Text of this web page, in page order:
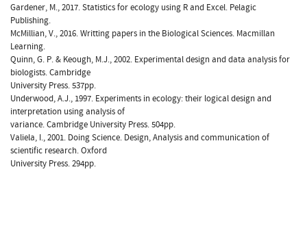
Gardener, M., 2017. Statistics for ecology using R and Excel. Pelagic
Publishing.
McMillian, V., 2016. Writting papers in the Biological Sciences. Macmillan
Learning.
Quinn, G. P. & Keough, M.J., 2002. Experimental design and data analysis for
biologists. Cambridge
University Press. 537pp.
Underwood, A.J., 1997. Experiments in ecology: their logical design and
interpretation using analysis of
variance. Cambridge University Press. 504pp.
Valiela, I., 2001. Doing Science. Design, Analysis and communication of
scientific research. Oxford
University Press. 294pp.